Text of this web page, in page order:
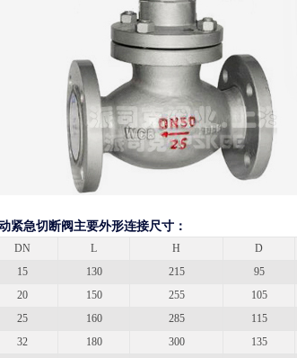
紧急切断阀主要外形连接尺寸：
DN L H D
15
130 215 95
20
150 255 105
25
160 285 115
32
180 300 135